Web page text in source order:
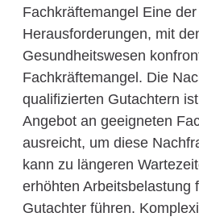
Fachkräftemangel Eine
Herausforderungen, mit
Gesundheitswesen
Fachkräftemangel. Die
qualifizierten Gutachtern
Angebot an geeigneten
ausreicht, um diese
kann zu längeren
erhöhten Arbeitsbelastung
Gutachter führen.